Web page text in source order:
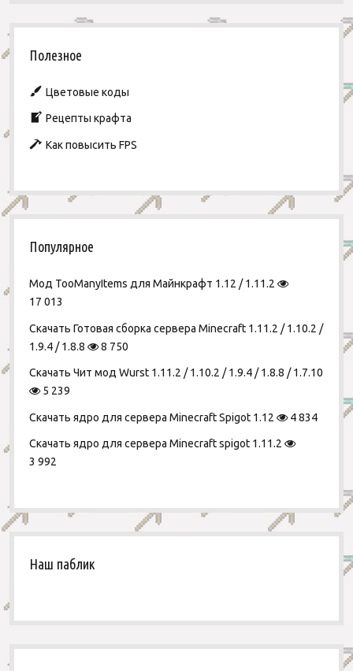
Полезное
Цветовые коды
Рецепты крафта
Как повысить FPS
Популярное
Мод TooManyItems для Майнкрафт 1.12 / 1.11.2
17 013
Скачать Готовая сборка сервера Minecraft 1.11.2 / 1.10.2 /
1.9.4 / 1.8.8
8 750
Скачать Чит мод Wurst 1.11.2 / 1.10.2 / 1.9.4 / 1.8.8 / 1.7.10
5 239
Скачать ядро для сервера Minecraft Spigot 1.12 4 834
Скачать ядро для сервера Minecraft spigot 1.11.2
3 992
Наш паблик